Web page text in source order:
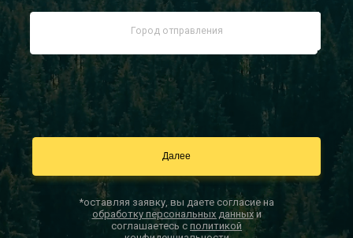
Заказать звонок
Контакты
*оставляя заявку, вы даете согласие на
обработку персональных данныхи
соглашаетесь с политикой